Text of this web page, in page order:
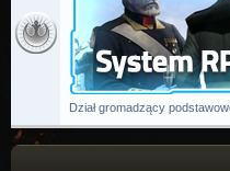
Dział gromadzący